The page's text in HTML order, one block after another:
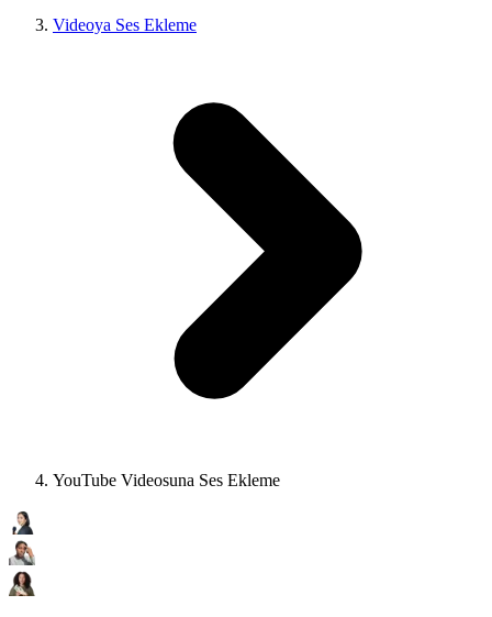
Videoya Ses Ekleme
YouTube Videosuna Ses Ekleme